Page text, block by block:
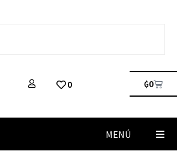
0 ₲0
MENÚ